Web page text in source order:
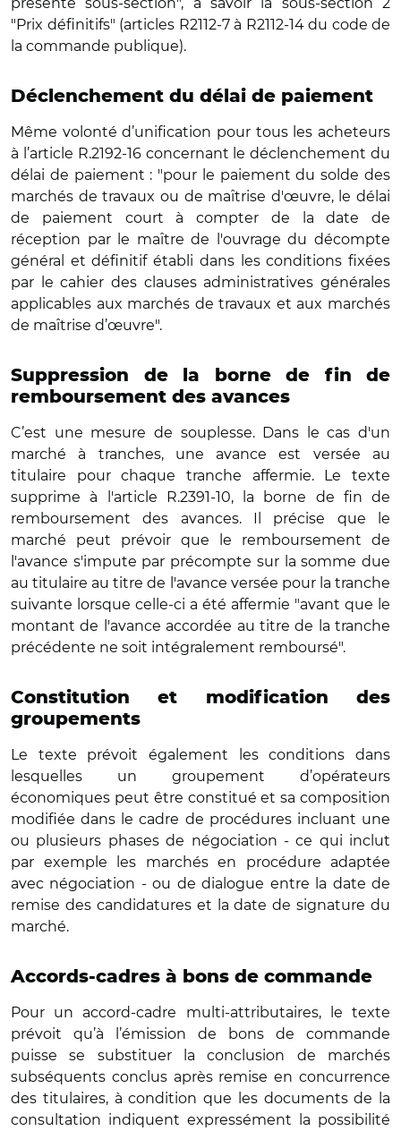
"Prix définitifs" (articles R2112-7 à R2112-14 du code de
la commande publique).
Déclenchement du délai de paiement
Même volonté d’unification pour tous les acheteurs
à l’article R.2192-16 concernant le déclenchement du
délai de paiement : "pour le paiement du solde des
marchés de travaux ou de maîtrise d'œuvre, le délai
de paiement court à compter de la date de
réception par le maître de l'ouvrage du décompte
général et définitif établi dans les conditions fixées
par le cahier des clauses administratives générales
applicables aux marchés de travaux et aux marchés
de maîtrise d’œuvre".
Suppression de la borne de fin de
remboursement des avances
C’est une mesure de souplesse. Dans le cas d'un
marché à tranches, une avance est versée au
titulaire pour chaque tranche affermie. Le texte
supprime à l'article R.2391-10, la borne de fin de
remboursement des avances. Il précise que le
marché peut prévoir que le remboursement de
l'avance s'impute par précompte sur la somme due
au titulaire au titre de l'avance versée pour la tranche
suivante lorsque celle-ci a été affermie "avant que le
montant de l'avance accordée au titre de la tranche
précédente ne soit intégralement remboursé".
Constitution et modification des
groupements
Le texte prévoit également les conditions dans
lesquelles un groupement d’opérateurs
économiques peut être constitué et sa composition
modifiée dans le cadre de procédures incluant une
ou plusieurs phases de négociation - ce qui inclut
par exemple les marchés en procédure adaptée
avec négociation - ou de dialogue entre la date de
remise des candidatures et la date de signature du
marché.
Accords-cadres à bons de commande
Pour un accord-cadre multi-attributaires, le texte
prévoit qu’à l’émission de bons de commande
puisse se substituer la conclusion de marchés
subséquents conclus après remise en concurrence
des titulaires, à condition que les documents de la
consultation indiquent expressément la possibilité